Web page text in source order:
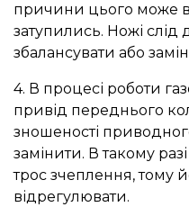
причини цього може
затупились. Ножі слід
збалансувати або
4. В процесі роботи
привід переднього
зношеності
замінити. В такому
трос зчеплення, тому
відрегулювати.